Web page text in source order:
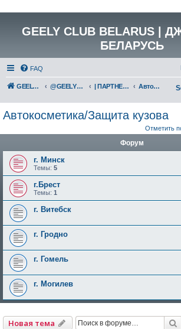
GEELY CLUB BELARUS |
БЕЛАРУСЬ
FAQ
GEELY Club Belarus @GEELYCLUBBY | ПАРТНЕРЫ КЛУБА Автокосметика/Защита кузова
Автокосметика/Защита кузова
Отметить
Форум
г. Минск
Темы: 5
г.Брест
Темы: 1
г. Витебск
г. Гродно
г. Гомель
г. Могилев
Новая тема